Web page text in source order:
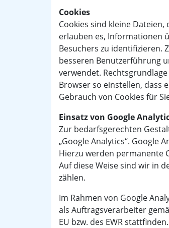
Cookies
Cookies sind kleine
erlauben es, Informationen
Besuchers zu identifizieren.
besseren Benutzerführung
verwendet.
Browser so einstellen, dass
Gebrauch von Cookies für
Einsatz von Google
Zur bedarfsgerechten
„Google Analytics“. Google
Hierzu werden permanente
Auf diese Weise sind wir in
zählen.
Im Rahmen von Google
als Auftragsverarbeiter
EU bzw. des EWR